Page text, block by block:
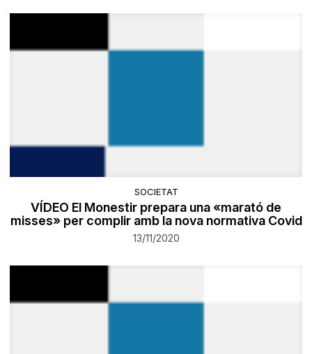
SOCIETAT
VÍDEO El Monestir prepara una «marató de
misses» per complir amb la nova normativa Covid
13/11/2020